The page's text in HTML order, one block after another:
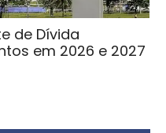
de Dívida
em 2026 e 2027